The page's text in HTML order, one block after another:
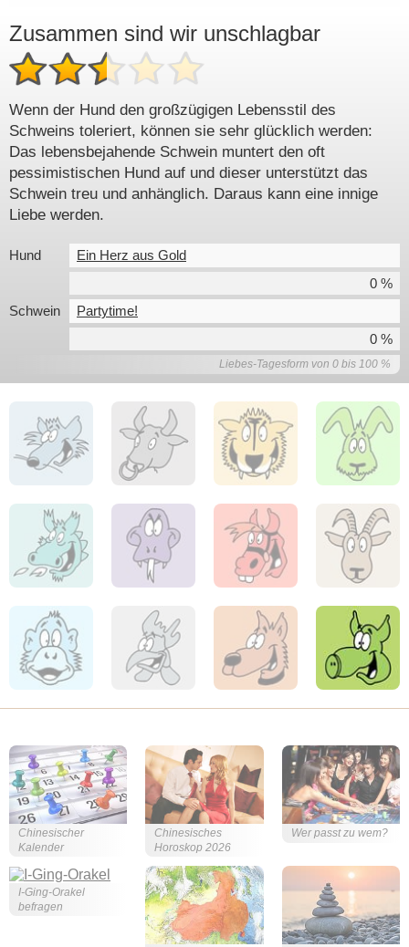
Zusammen sind wir unschlagbar
Wenn der Hund den großzügigen Lebensstil des
Schweins toleriert, können sie sehr glücklich werden:
Das lebensbejahende Schwein muntert den oft
pessimistischen Hund auf und dieser unterstützt das
Schwein treu und anhänglich. Daraus kann eine innige
Liebe werden.
Hund
Ein Herz aus Gold
0 %
Schwein
Partytime!
0 %
Liebes-Tagesform von 0 bis 100 %
Chinesischer
Kalender
Chinesisches
Horoskop 2026
Wer passt zu wem?
I-Ging-Orakel
befragen